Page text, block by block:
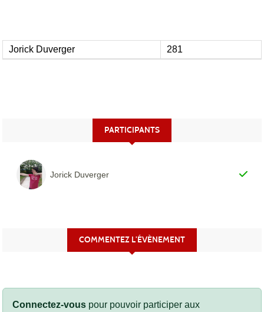
Jorick Duverger 281
PARTICIPANTS
Jorick Duverger
COMMENTEZ L’ÉVÈNEMENT
Connectez-vous pour pouvoir participer aux